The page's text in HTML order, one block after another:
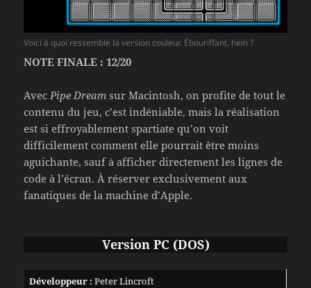
Voici à quoi ressemble la version couleur. Ébouriffant, hein ?
NOTE FINALE : 12/20
AvecPipe Dream sur Macintosh, on profite de tout le
contenu du jeu, c’est indéniable, mais la réalisation
est si effroyablement spartiate qu’on voit
difficilement comment elle pourrait être moins
aguichante, sauf à afficher directement les lignes de
code à l’écran. À réserver exclusivement aux
fanatiques de la machine d’Apple.
Version PC (DOS)
Développeur : Peter Lincroft